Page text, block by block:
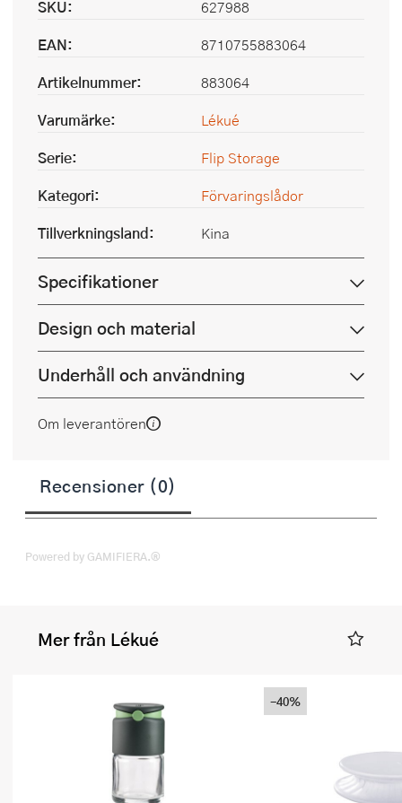
SKU:
627988
EAN:
8710755883064
Artikelnummer:
883064
Varumärke:
Lékué
Serie:
Flip Storage
Kategori:
Förvaringslådor
Tillverkningsland:
Kina
Specifikationer
Design och material
Underhåll och användning
Om leverantören
Recensioner (0)
Powered by GAMIFIERA.®
Mer från Lékué
-40%